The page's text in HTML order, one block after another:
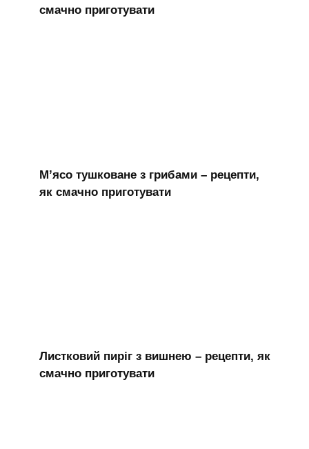
смачно приготувати
М’ясо тушковане з грибами – рецепти,
як смачно приготувати
Листковий пиріг з вишнею – рецепти, як
смачно приготувати